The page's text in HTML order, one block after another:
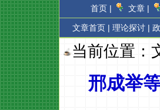
首页 | 文章 |
文章首页 | 理论探讨 |
当前位置：
邢成举